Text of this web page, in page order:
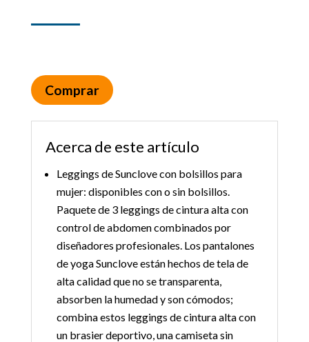
Comprar
Acerca de este artículo
Leggings de Sunclove con bolsillos para
mujer: disponibles con o sin bolsillos.
Paquete de 3 leggings de cintura alta con
control de abdomen combinados por
diseñadores profesionales. Los pantalones
de yoga Sunclove están hechos de tela de
alta calidad que no se transparenta,
absorben la humedad y son cómodos;
combina estos leggings de cintura alta con
un brasier deportivo, una camiseta sin